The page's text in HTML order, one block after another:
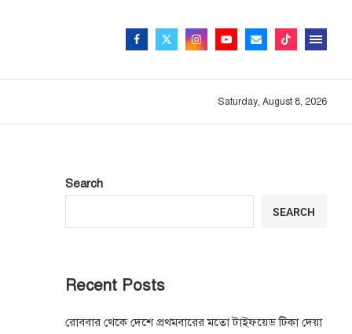
Saturday, August 8, 2026
Search
SEARCH
Recent Posts
রোববার থেকে দেশে প্রথমবারের মতো টাইফয়েড টিকা দেয়া